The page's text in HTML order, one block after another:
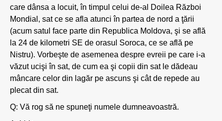
care dânsa a locuit, în timpul celui de-al Doilea Război
Mondial, sat ce se afla atunci în partea de nord a ţării
(acum satul face parte din Republica Moldova, şi se află
la 24 de kilometri SE de orasul Soroca, ce se află pe
Nistru). Vorbeşte de asemenea despre evreii pe care i-a
văzut ucişi în sat, de cum ea şi copii din sat le dădeau
mâncare celor din lagăr pe ascuns şi cât de repede au
plecat din sat.
Q: Vă rog să ne spuneţi numele dumneavoastră.